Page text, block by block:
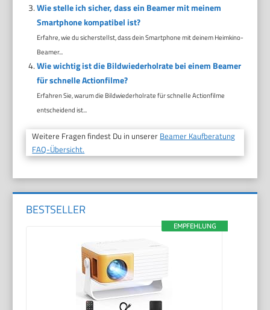
Wie stelle ich sicher, dass ein Beamer mit meinem
Smartphone kompatibel ist?
Erfahre, wie du sicherstellst, dass dein Smartphone mit deinem Heimkino-
Beamer...
Wie wichtig ist die Bildwiederholrate bei einem Beamer
für schnelle Actionfilme?
Erfahren Sie, warum die Bildwiederholrate für schnelle Actionfilme
entscheidend ist...
Weitere Fragen findest Du in unserer Beamer Kaufberatung
FAQ-Übersicht.
BESTSELLER
EMPFEHLUNG